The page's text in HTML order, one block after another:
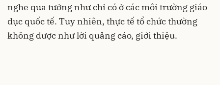
nghe qua tưởng như chỉ có ở các môi trường giáo
dục quốc tế. Tuy nhiên, thực tế tổ chức thường
không được như lời quảng cáo, giới thiệu.